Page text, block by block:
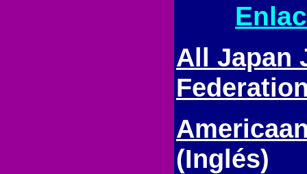
All Japan
(Inglés)